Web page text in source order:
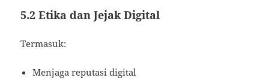
5.2 Etika dan Jejak Digital
Termasuk:
Menjaga reputasi digital